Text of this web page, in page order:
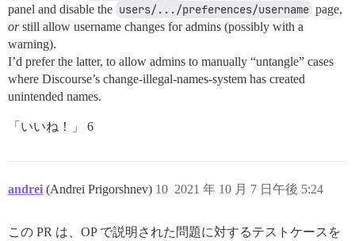
panel and disable the users/.../preferences/username page,
orstill allow username changes for admins (possibly with a
warning).
I’d prefer the latter, to allow admins to manually “untangle” cases
where Discourse’s change-illegal-names-system has created
unintended names.
「いいね！」 6
andrei (Andrei Prigorshnev) 2021 年 10 月 7 日午後 5:24
10
この PR は、OP で説明された問題に対するテストケースを